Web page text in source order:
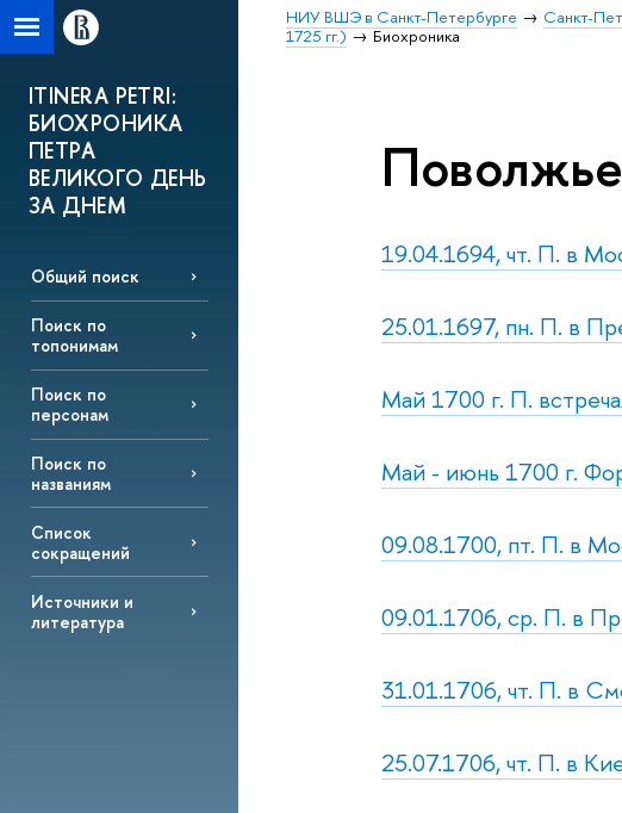
НИУ ВШЭ в Санкт-Петербурге Санкт-
1725 гг.)
Биохроника
ITINERA PETRI:
БИОХРОНИКА
ПЕТРА
ВЕЛИКОГО ДЕНЬ
ЗА ДНЕМ
Общий поиск
Поиск по
топонимам
Поиск по
персонам
Поиск по
названиям
Список
сокращений
Источники и
литература
Поволжье
19.04.1694, чт. П. в
25.01.1697, пн. П. в
Май 1700 г. П.
Май - июнь 1700 г.
09.08.1700, пт. П. в
09.01.1706, ср. П. в
31.01.1706, чт. П. в
25.07.1706, чт. П. в